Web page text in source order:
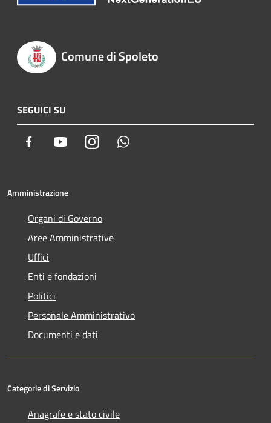
Comune di Spoleto
SEGUICI SU
Facebook YoutubeInstagram
Amministrazione
Organi di Governo
Aree Amministrative
Uffici
Enti e fondazioni
Politici
Personale Amministrativo
Documenti e dati
Categorie di Servizio
Anagrafe e stato civile